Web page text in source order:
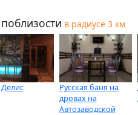
в радиусе 3 км
Русская баня на
дровах на
Автозаводской